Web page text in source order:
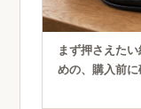
まず押さえた
めの、購入前